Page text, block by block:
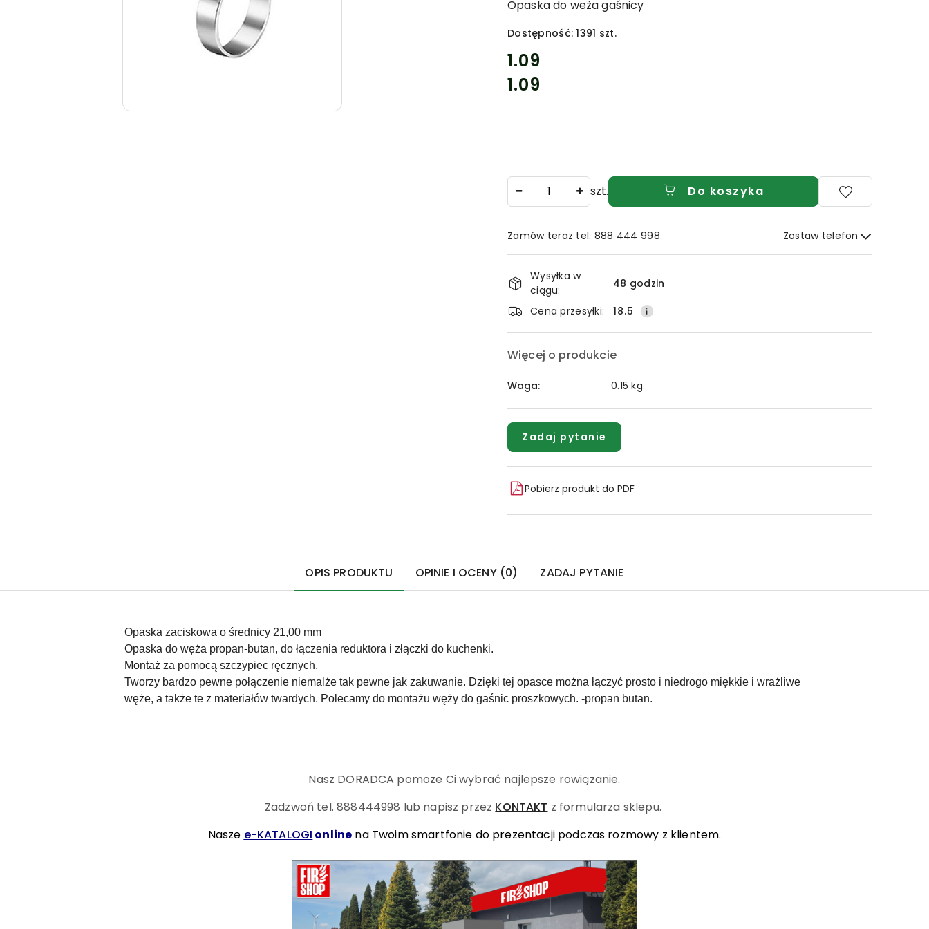
Opaska do weża gaśnicy
Dostępność:1391 szt.
cena:
1.09
Cena:
1.09
szt. Do koszyka
Zamów teraz tel. 888 444 998 Zostaw telefon
Wyślij
Dostępność
i
dostawa
Wysyłka w
ciągu:
48 godzin
Cena przesyłki:
18.5
Więcej o produkcie
Waga: 0.15 kg
Zadaj pytanie
Pobierz produkt do PDF
OPIS PRODUKTU OPINIE I OCENY (0) ZADAJ PYTANIE
Opaska zaciskowa o średnicy 21,00 mm
Opaska do węża propan-butan, do łączenia reduktora i złączki do kuchenki.
Montaż za pomocą szczypiec ręcznych.
Tworzy bardzo pewne połączenie niemalże tak pewne jak zakuwanie. Dzięki tej opasce można łączyć prosto i niedrogo miękkie i wrażliwe
węże, a także te z materiałów twardych. Polecamy do montażu węży do gaśnic proszkowych. -propan butan.
Nasz DORADCA pomoże Ci wybrać najlepsze rowiązanie.
Zadzwoń tel. 888444998 lub napisz przez KONTAKT z formularza sklepu.
Nasze e-KATALOGI online na Twoim smartfonie do prezentacji podczas rozmowy z klientem.